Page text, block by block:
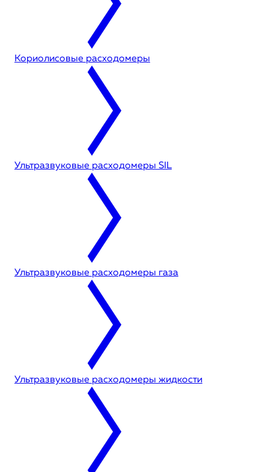
Кориолисовые расходомеры
Ультразвуковые расходомеры SIL
Ультразвуковые расходомеры газа
Ультразвуковые расходомеры жидкости